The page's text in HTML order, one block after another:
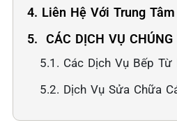
4. Liên Hệ Với Trung
5. ️ CÁC DỊCH VỤ CHÚNG
5.1. Các Dịch Vụ Bếp
5.2. Dịch Vụ Sửa Chữa